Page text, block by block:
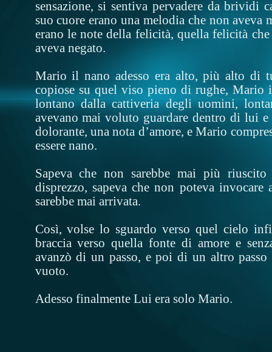
sensazione, si sentiva pervadere da brividi
suo cuore erano una melodia che non
erano le note della felicità, quella felicità
aveva negato.
Mario il nano adesso era alto, più alto di
copiose su quel viso pieno di rughe, Mario
lontano dalla cattiveria degli uomini,
avevano mai voluto guardare dentro di lui
dolorante, una nota d’amore, e Mario
essere nano.
Sapeva che non sarebbe mai più
disprezzo, sapeva che non poteva invocare
sarebbe mai arrivata.
Così, volse lo sguardo verso quel cielo
braccia verso quella fonte di amore e
avanzò di un passo, e poi di un altro
vuoto.
Adesso finalmente Lui era solo Mario.